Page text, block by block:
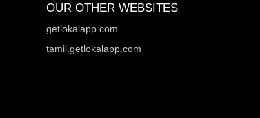
OUR OTHER WEBSITES
getlokalapp.com
tamil.getlokalapp.com